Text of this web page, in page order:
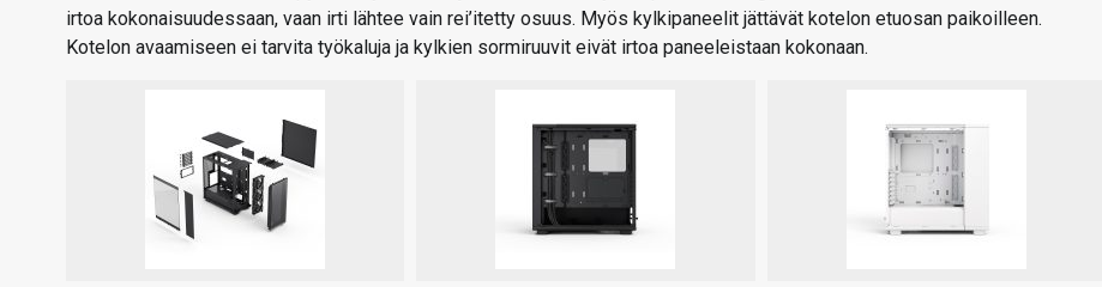
irtoa kokonaisuudessaan, vaan irti lähtee vain rei’itetty osuus. Myös kylkipaneelit jättävät kotelon etuosan paikoilleen.
Kotelon avaamiseen ei tarvita työkaluja ja kylkien sormiruuvit eivät irtoa paneeleistaan kokonaan.